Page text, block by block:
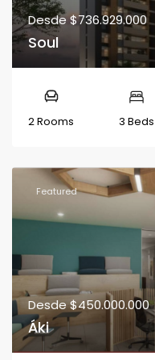
Desde$736.929.000
Soul
2 Rooms 3 Beds
Featured
Desde$450.000.000
Áki